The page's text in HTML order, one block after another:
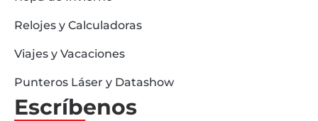
Relojes y Calculadoras
Viajes y Vacaciones
Punteros Láser y Datashow
Escríbenos